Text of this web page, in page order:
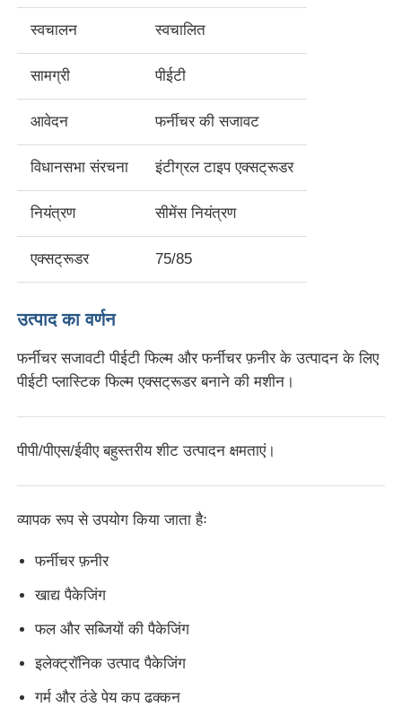
घर
उत्पादों
हमारे बारे में
हमसे संपर्क करें
मामले
एक उद्धरण का अनुरोध करें
स्वचालन स्वचालित
सामग्री पीईटी
आवेदन फर्नीचर की सजावट
विधानसभा संरचना इंटीग्रल टाइप एक्सट्रूडर
नियंत्रण सीमेंस नियंत्रण
एक्सट्रूडर 75/85
उत्पाद का वर्णन
फर्नीचर सजावटी पीईटी फिल्म और फर्नीचर फ़नीर के उत्पादन के लिए
पीईटी प्लास्टिक फिल्म एक्सट्रूडर बनाने की मशीन।
पीपी/पीएस/ईवीए बहुस्तरीय शीट उत्पादन क्षमताएं।
व्यापक रूप से उपयोग किया जाता हैः
फर्नीचर फ़नीर
खाद्य पैकेजिंग
फल और सब्जियों की पैकेजिंग
इलेक्ट्रॉनिक उत्पाद पैकेजिंग
गर्म और ठंडे पेय कप ढक्कन